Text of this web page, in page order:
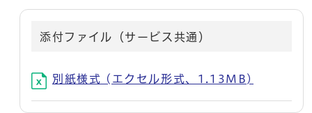
添付ファイル（サービス共通）
別紙様式 (エクセル形式、1.13MB)